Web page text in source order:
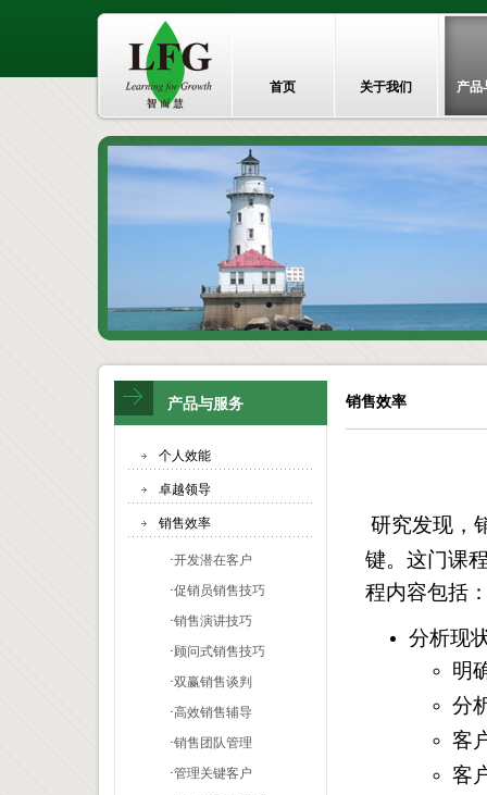
首页 关于我们 产品
产品与服务
个人效能
卓越领导
销售效率
·开发潜在客户
·促销员销售技巧
·销售演讲技巧
·顾问式销售技巧
·双赢销售谈判
·高效销售辅导
·销售团队管理
·管理关键客户
销售效率
研究发现，
键。这门课
程内容包括
分析现
明
分
客
客